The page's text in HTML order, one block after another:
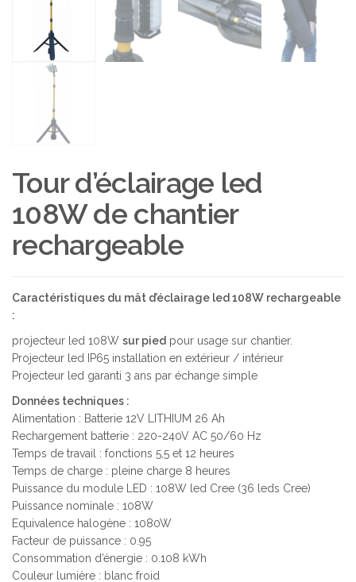
Tour d’éclairage led
108W de chantier
rechargeable
Caractéristiques du mât d’éclairage led 108W rechargeable
:
projecteur led 108W sur pied pour usage sur chantier.
Projecteur led IP65 installation en extérieur / intérieur
Projecteur led garanti 3 ans par échange simple
Données techniques :
Alimentation : Batterie 12V LITHIUM 26 Ah
Rechargement batterie : 220-240V AC 50/60 Hz
Temps de travail : fonctions 5,5 et 12 heures
Temps de charge : pleine charge 8 heures
Puissance du module LED : 108W led Cree (36 leds Cree)
Puissance nominale : 108W
Equivalence halogène : 1080W
Facteur de puissance : 0.95
Consommation d’énergie : 0.108 kWh
Couleur lumière : blanc froid